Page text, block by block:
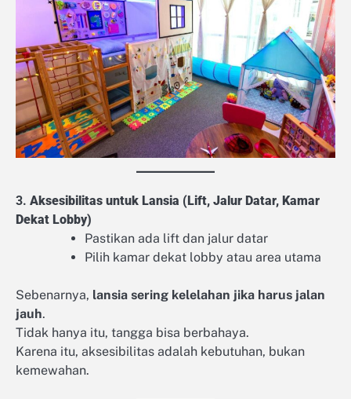
3. Aksesibilitas untuk Lansia (Lift, Jalur Datar, Kamar
Dekat Lobby)
Pastikan ada lift dan jalur datar
Pilih kamar dekat lobby atau area utama
Sebenarnya, lansia sering kelelahan jika harus jalan
jauh.
Tidak hanya itu, tangga bisa berbahaya.
Karena itu, aksesibilitas adalah kebutuhan, bukan
kemewahan.